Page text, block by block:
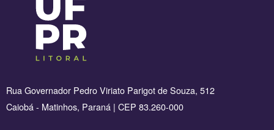
Rua Governador Pedro Viriato Parigot de Souza, 512
Caiobá - Matinhos, Paraná | CEP 83.260-000